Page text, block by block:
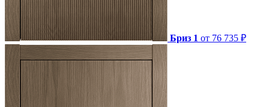
Бриз 1 от 76 735 ₽